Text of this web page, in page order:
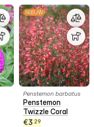
NIEUW
Penstemon barbatus
Penstemon
Twizzle Coral
€3 29